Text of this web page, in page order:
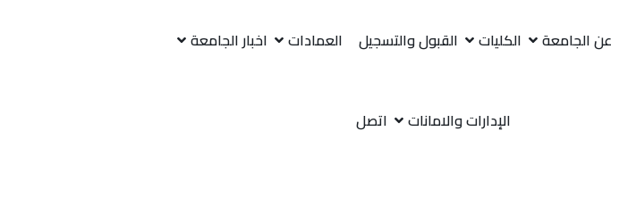
عن الجامعة الكليات القبول والتسجيل العمادات اخبار الجامعة
الإدارات والامانات اتصل